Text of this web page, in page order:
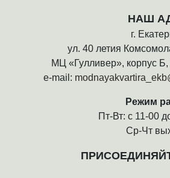
НАШ
г.
ул. 40 летия
МЦ «Гулливер», корпус Б,
e-mail:
Режим
Пт-Вт: с 11-00
Ср-Чт